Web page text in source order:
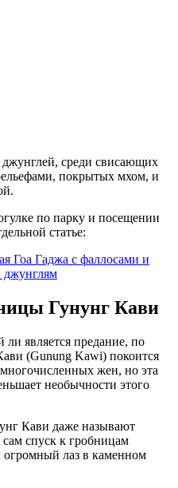
джунглей, среди свисающих
покрытых мхом, и
по парку и посещении
статье:
Гоа Гаджа с фаллосами и
джунглям
Гунунг Кави
ли является предание, по
(Gunung Kawi) покоится
жен, но эта
необычности этого
Кави даже называют
спуск к гробницам
лаз в каменном